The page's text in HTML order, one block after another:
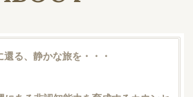
還る、静かな旅を・・・